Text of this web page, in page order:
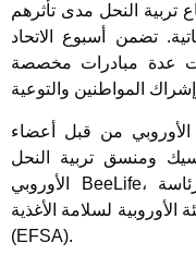
النحل مدى تأثرهم
تضمن أسبوع الاتحاد
عدة مبادرات مخصصة
الأوروبي من قبل أعضاء
ومنسق تربية النحل
الأوروبي BeeLife، بالشراكة مع المفوضية الأوروبية والرئاسة
الأوروبية لسلامة الأغذية
(EFSA).